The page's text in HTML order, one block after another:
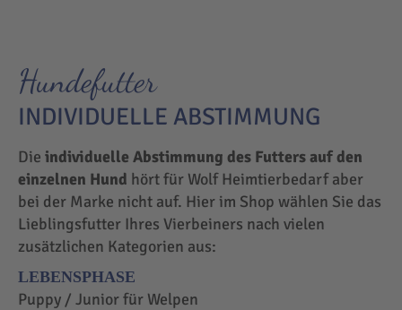
Hundefutter
INDIVIDUELLE ABSTIMMUNG
Die individuelle Abstimmung des Futters auf den
einzelnen Hund hört für Wolf Heimtierbedarf aber
bei der Marke nicht auf. Hier im Shop wählen Sie das
Lieblingsfutter Ihres Vierbeiners nach vielen
zusätzlichen Kategorien aus:
LEBENSPHASE
Puppy / Junior für Welpen